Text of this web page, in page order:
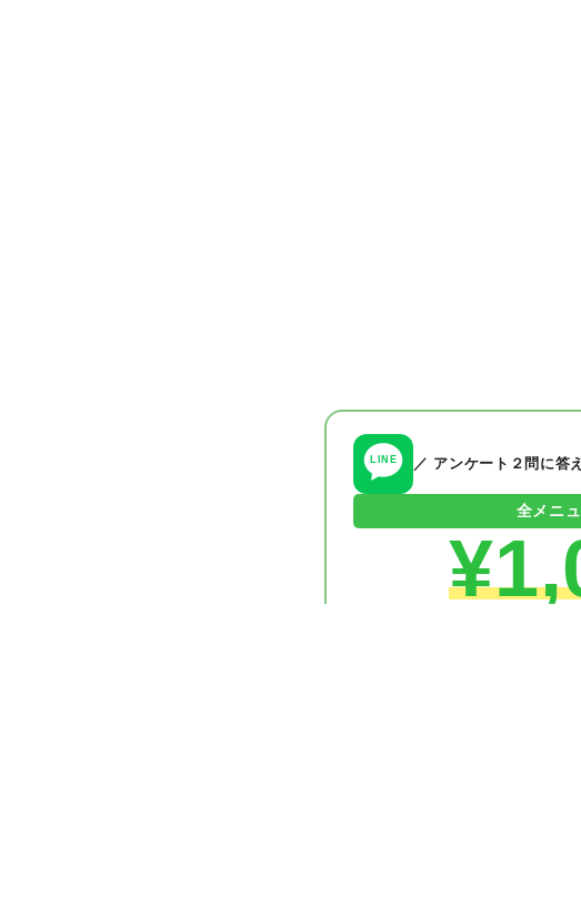
LINE ／ アンケート２問に答
全メニ